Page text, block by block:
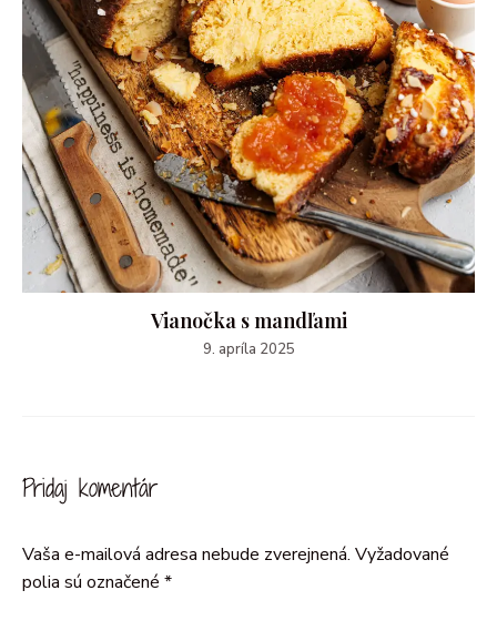
Vianočka s mandľami
9. apríla 2025
Pridaj komentár
Vaša e-mailová adresa nebude zverejnená. Vyžadované
polia sú označené *